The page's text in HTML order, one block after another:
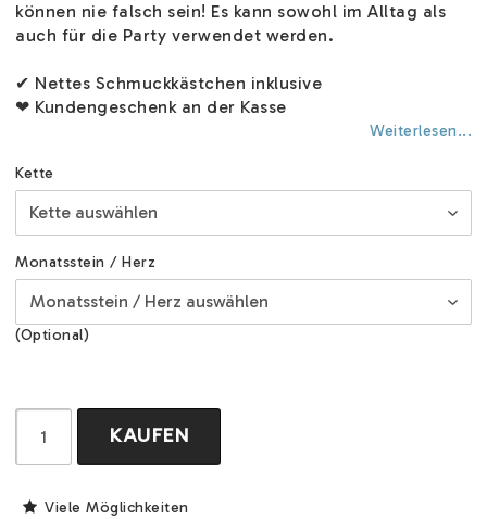
können nie falsch sein! Es kann sowohl im Alltag als
auch für die Party verwendet werden.
✔ Nettes Schmuckkästchen inklusive
❤ Kundengeschenk an der Kasse
Weiterlesen...
Kette
Monatsstein / Herz
(Optional)
KAUFEN
Viele Möglichkeiten